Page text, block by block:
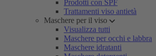
Prodotti con SPF
Trattamenti viso antietà
Maschere per il viso
Visualizza tutti
Maschere per occhi e labbra
Maschere idratanti